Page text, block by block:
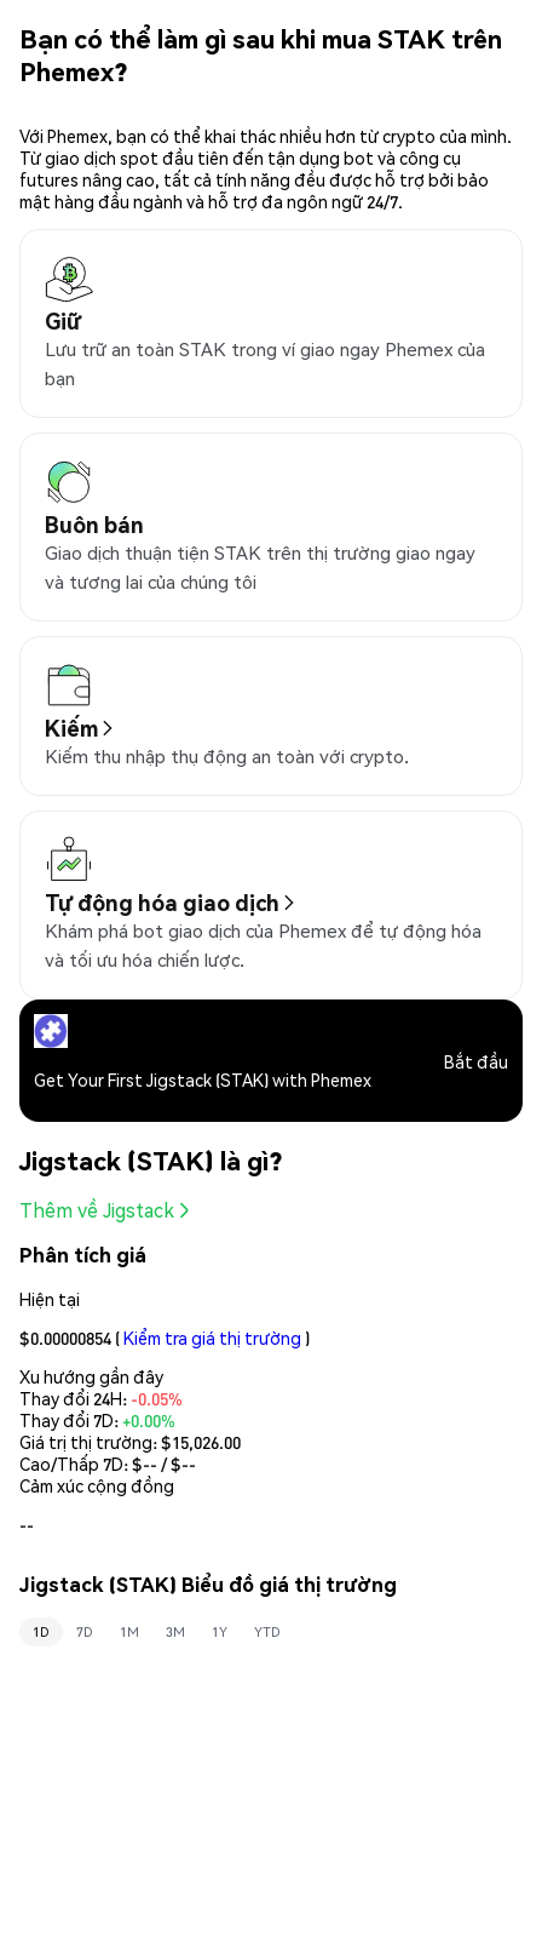
Bạn có thể làm gì sau khi mua STAK trên
Phemex?
Với Phemex, bạn có thể khai thác nhiều hơn từ crypto của mình.
Từ giao dịch spot đầu tiên đến tận dụng bot và công cụ
futures nâng cao, tất cả tính năng đều được hỗ trợ bởi bảo
mật hàng đầu ngành và hỗ trợ đa ngôn ngữ 24/7.
Giữ
Lưu trữ an toàn STAK trong ví giao ngay Phemex của
bạn
Buôn bán
Giao dịch thuận tiện STAK trên thị trường giao ngay
và tương lai của chúng tôi
Kiếm
Kiếm thu nhập thụ động an toàn với crypto.
Tự động hóa giao dịch
Khám phá bot giao dịch của Phemex để tự động hóa
và tối ưu hóa chiến lược.
Get Your First Jigstack (STAK) with Phemex
Bắt đầu
Jigstack (STAK) là gì?
Thêm về Jigstack
Phân tích giá
Hiện tại
$0.00000854 (Kiểm tra giá thị trường )
Xu hướng gần đây
Thay đổi 24H: -0.05%
Thay đổi 7D:+0.00%
Giá trị thị trường:$15,026.00
Cao/Thấp 7D: $-- / $--
Cảm xúc cộng đồng
--
Jigstack (STAK) Biểu đồ giá thị trường
1D 7D 1M 3M 1Y YTD